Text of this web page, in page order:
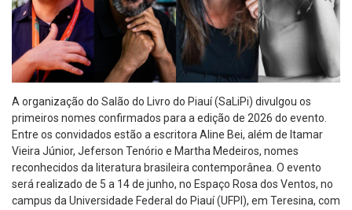
A organização do Salão do Livro do Piauí (SaLiPi) divulgou os
primeiros nomes confirmados para a edição de 2026 do evento.
Entre os convidados estão a escritora Aline Bei, além de Itamar
Vieira Júnior, Jeferson Tenório e Martha Medeiros, nomes
reconhecidos da literatura brasileira contemporânea. O evento
será realizado de 5 a 14 de junho, no Espaço Rosa dos Ventos, no
campus da Universidade Federal do Piauí (UFPI), em Teresina, com